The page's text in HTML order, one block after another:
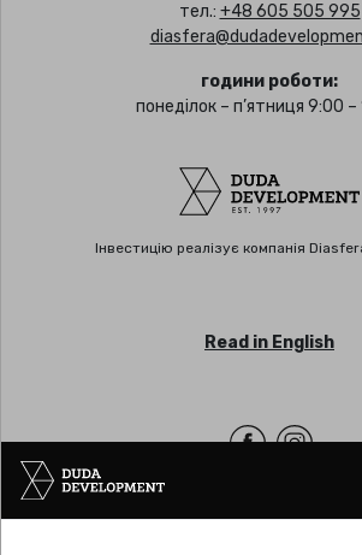
тел.: +48 605 505 995
години роботи:
понеділок – п’ятниця 9:00 –
Інвестицію реалізує компанія
Read in English
Офіс | ПОЗНАНЬ